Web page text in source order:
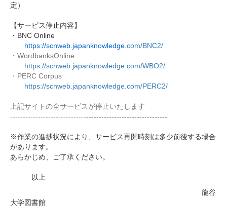
定）
【サービス停止内容】
・BNC Online
https://scnweb.japanknowledge. com/BNC2/
・WordbanksOnline
https://scnweb.japanknowledge. com/WBO2/
・PERC Corpus
https://scnweb.japanknowledge. com/PERC2/
上記サイトの全サービスが停止いたします
--------------------------------------------------------------
※作業の進捗状況により、サービス再開時刻は多少前後する場合
があります。
あらかじめ、ご了承ください。
以上
龍谷
大学図書館